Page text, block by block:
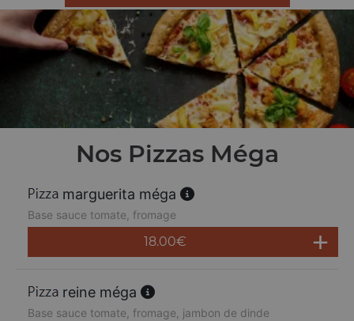
Nos Pizzas Méga
marguerita méga
Base sauce tomate, fromage
18.00€
reine méga
Base sauce tomate, fromage, jambon de dinde